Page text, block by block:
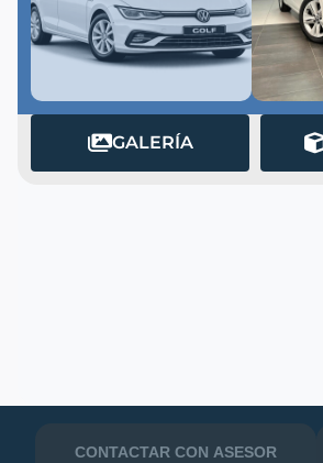
GALERÍA
CONTACTAR CON ASESOR